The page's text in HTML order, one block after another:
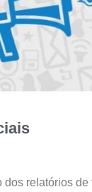
relatórios